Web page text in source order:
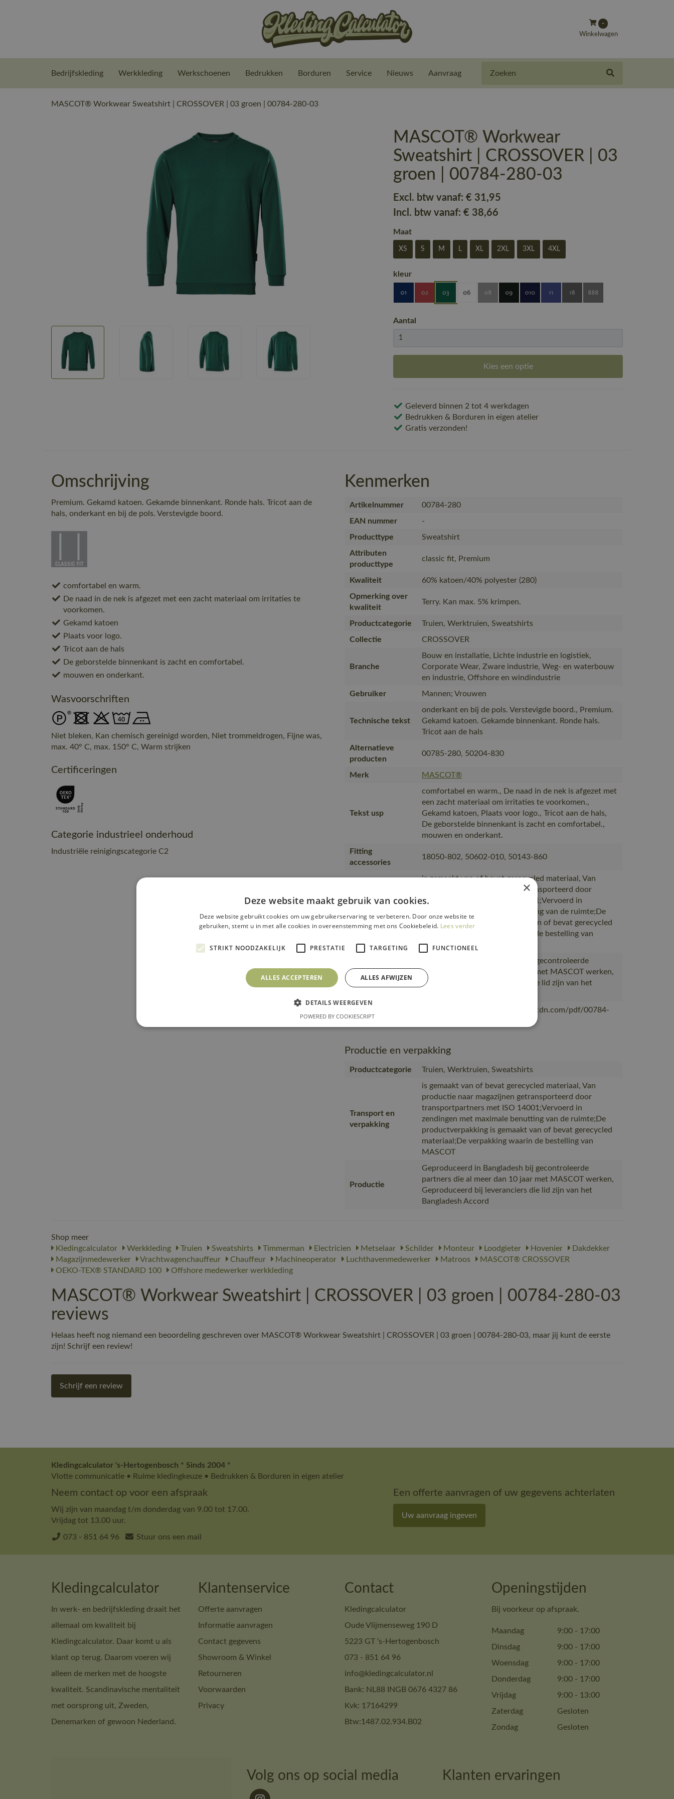
-
Winkelwagen
Bedrijfskleding Werkkleding Werkschoenen Bedrukken Borduren Service Nieuws Aanvraag
MASCOT® Workwear Sweatshirt | CROSSOVER | 03 groen | 00784-280-03
MASCOT® Workwear
Sweatshirt | CROSSOVER | 03
groen | 00784-280-03
Excl. btw vanaf:€ 31,95
Incl. btw vanaf:€ 38,66
Maat
XS S M L XL 2XL 3XL 4XL
kleur
Aantal
Kies een optie
Geleverd binnen 2 tot 4 werkdagen
Bedrukken & Borduren in eigen atelier
Gratis verzonden!
Omschrijving
Premium. Gekamd katoen. Gekamde binnenkant. Ronde hals. Tricot aan de
hals, onderkant en bij de pols. Verstevigde boord.
comfortabel en warm.
De naad in de nek is afgezet met een zacht materiaal om irritaties te
voorkomen.
Gekamd katoen
Plaats voor logo.
Tricot aan de hals
De geborstelde binnenkant is zacht en comfortabel.
mouwen en onderkant.
Wasvoorschriften
Niet bleken, Kan chemisch gereinigd worden, Niet trommeldrogen, Fijne was,
max. 40° C, max. 150° C, Warm strijken
Certificeringen
Categorie industrieel onderhoud
Industriële reinigingscategorie C2
Kenmerken
Artikelnummer
00784-280
EAN nummer
-
Producttype
Sweatshirt
Attributen
producttype
classic fit, Premium
Kwaliteit
60% katoen/40% polyester (280)
Opmerking over
kwaliteit
Terry. Kan max. 5% krimpen.
Productcategorie
Truien, Werktruien, Sweatshirts
Collectie
CROSSOVER
Branche
Bouw en installatie, Lichte industrie en logistiek,
Corporate Wear, Zware industrie, Weg- en waterbouw
en industrie, Offshore en windindustrie
Gebruiker
Mannen; Vrouwen
Technische tekst
onderkant en bij de pols. Verstevigde boord., Premium.
Gekamd katoen. Gekamde binnenkant. Ronde hals.
Tricot aan de hals
Alternatieve
producten
00785-280, 50204-830
Merk MASCOT®
Tekst usp
comfortabel en warm., De naad in de nek is afgezet met
een zacht materiaal om irritaties te voorkomen.,
Gekamd katoen, Plaats voor logo., Tricot aan de hals,
De geborstelde binnenkant is zacht en comfortabel.,
mouwen en onderkant.
Fitting
accessories
18050-802, 50602-010, 50143-860
Transport en
verpakking
is gemaakt van of bevat gerecycled materiaal, Van
productie naar magazijnen getransporteerd door
transportpartners met ISO 14001;Vervoerd in
zendingen met maximale benutting van de ruimte;De
productverpakking is gemaakt van of bevat gerecycled
materiaal;De verpakking waarin de bestelling van
MASCOT
Productie
Geproduceerd in Bangladesh bij gecontroleerde
partners die al meer dan 10 jaar met MASCOT werken,
Geproduceerd bij leveranciers die lid zijn van het
Url product pdf
https://mascotsitecore-1ccb8.kxcdn.com/pdf/00784-
Productie en verpakking
Productcategorie Truien, Werktruien, Sweatshirts
Transport en
verpakking
is gemaakt van of bevat gerecycled materiaal, Van
productie naar magazijnen getransporteerd door
transportpartners met ISO 14001;Vervoerd in
zendingen met maximale benutting van de ruimte;De
productverpakking is gemaakt van of bevat gerecycled
materiaal;De verpakking waarin de bestelling van
MASCOT
Productie
Geproduceerd in Bangladesh bij gecontroleerde
partners die al meer dan 10 jaar met MASCOT werken,
Geproduceerd bij leveranciers die lid zijn van het
Bangladesh Accord
Shop meer
Kledingcalculator
Werkkleding Truien Sweatshirts Timmerman Electricien Metselaar Schilder Monteur Loodgieter Hovenier
Dakdekker
Magazijnmedewerker
Vrachtwagenchauffeur Chauffeur Machineoperator Luchthavenmedewerker Matroos
MASCOT® CROSSOVER
OEKO-TEX® STANDARD 100
Offshore medewerker werkkleding
MASCOT® Workwear Sweatshirt | CROSSOVER | 03 groen | 00784-280-03
reviews
Helaas heeft nog niemand een beoordeling geschreven over MASCOT® Workwear Sweatshirt | CROSSOVER | 03 groen | 00784-280-03, maar jij kunt de eerste
zijn! Schrijf een review!
Schrijf een review
Kledingcalculator 's-Hertogenbosch * Sinds 2004 *
Vlotte communicatie • Ruime kledingkeuze • Bedrukken & Borduren in eigen atelier
Neem contact op voor een afspraak
Wij zijn van maandag t/m donderdag van 9.00 tot 17.00.
Vrijdag tot 13.00 uur.
073 - 851 64 96 Stuur ons een mail
Een offerte aanvragen of uw gegevens achterlaten
Uw aanvraag ingeven
Kledingcalculator
In werk- en bedrijfskleding draait het
allemaal om kwaliteit bij
Kledingcalculator. Daar komt u als
klant op terug. Daarom voeren wij
alleen de merken met de hoogste
kwaliteit. Scandinavische mentaliteit
met oorsprong uit, Zweden,
Denemarken of gewoon Nederland.
Klantenservice
Offerte aanvragen
Informatie aanvragen
Contact gegevens
Showroom & Winkel
Retourneren
Voorwaarden
Privacy
Contact
Kledingcalculator
Oude Vlijmenseweg 190 D
5223 GT ‘s-Hertogenbosch
073 - 851 64 96
info@kledingcalculator.nl
Bank: NL88 INGB 0676 4327 86
Kvk: 17164299
Btw:1487.02.934.B02
Openingstijden
Bij voorkeur op afspraak.
Maandag 9:00 - 17:00
Dinsdag
9:00 - 17:00
Woensdag
9:00 - 17:00
Donderdag
9:00 - 17:00
Vrijdag
9:00 - 13:00
Zaterdag
Gesloten
Zondag
Gesloten
Volg ons op social media Klanten ervaringen
×
Deze website maakt gebruik van cookies.
Deze website gebruikt cookies om uw gebruikerservaring te verbeteren. Door onze website te
gebruiken, stemt u in met alle cookies in overeenstemming met ons Cookiebeleid. Lees verder
STRIKT NOODZAKELIJK PRESTATIE TARGETING FUNCTIONEEL
ALLES ACCEPTEREN ALLES AFWIJZEN
DETAILS WEERGEVEN
POWERED BY COOKIESCRIPT